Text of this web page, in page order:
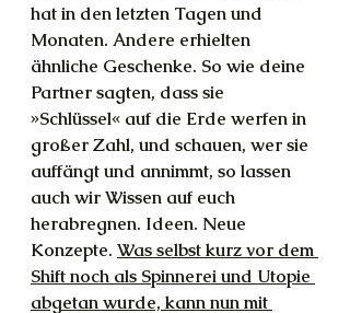
hat in den letzten Tagen und
Monaten. Andere erhielten
ähnliche Geschenke. So wie deine
Partner sagten, dass sie
»Schlüssel« auf die Erde werfen in
großer Zahl, und schauen, wer sie
auffängt und annimmt, so lassen
auch wir Wissen auf euch
herabregnen. Ideen. Neue
Konzepte. Was selbst kurz vor dem
Shift noch als Spinnerei und Utopie
abgetan wurde, kann nun mit